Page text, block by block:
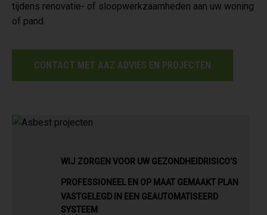
tijdens renovatie- of sloopwerkzaamheden aan uw woning
of pand.
CONTACT MET AAZ ADVIES EN PROJECTEN
WIJ ZORGEN VOOR UW GEZONDHEIDRISICO’S
PROFESSIONEEL EN OP MAAT GEMAAKT PLAN
VASTGELEGD IN EEN GEAUTOMATISEERD
SYSTEEM